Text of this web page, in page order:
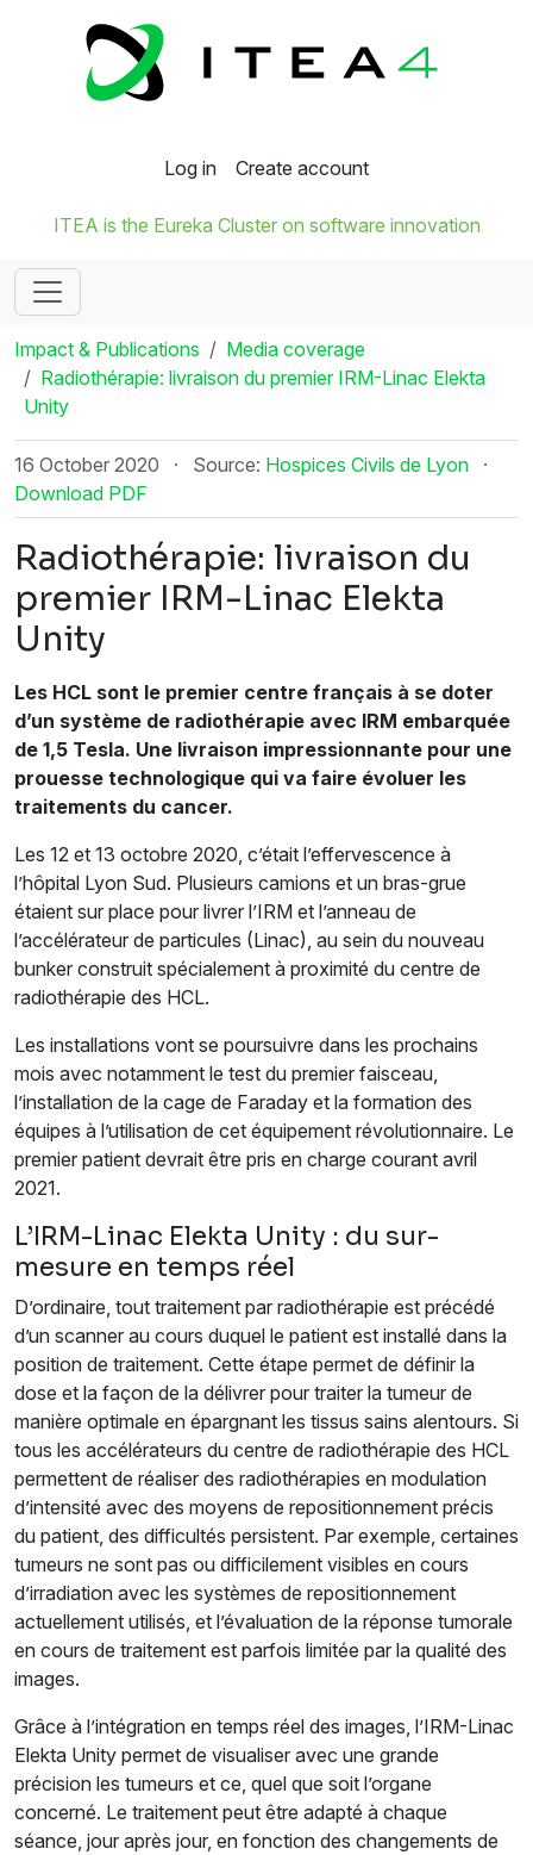
Log in Create account
ITEA is the Eureka Cluster on software innovation
Impact & Publications
Media coverage
Radiothérapie: livraison du premier IRM-Linac Elekta
Unity
16 October 2020 · Source: Hospices Civils de Lyon
·
Download PDF
Radiothérapie: livraison du
premier IRM-Linac Elekta
Unity
Les HCL sont le premier centre français à se doter
d’un système de radiothérapie avec IRM embarquée
de 1,5 Tesla. Une livraison impressionnante pour une
prouesse technologique qui va faire évoluer les
traitements du cancer.
Les 12 et 13 octobre 2020, c’était l’effervescence à
l’hôpital Lyon Sud. Plusieurs camions et un bras-grue
étaient sur place pour livrer l’IRM et l’anneau de
l’accélérateur de particules (Linac), au sein du nouveau
bunker construit spécialement à proximité du centre de
radiothérapie des HCL.
Les installations vont se poursuivre dans les prochains
mois avec notamment le test du premier faisceau,
l’installation de la cage de Faraday et la formation des
équipes à l’utilisation de cet équipement révolutionnaire. Le
premier patient devrait être pris en charge courant avril
2021.
L’IRM-Linac Elekta Unity : du sur-
mesure en temps réel
D’ordinaire, tout traitement par radiothérapie est précédé
d’un scanner au cours duquel le patient est installé dans la
position de traitement. Cette étape permet de définir la
dose et la façon de la délivrer pour traiter la tumeur de
manière optimale en épargnant les tissus sains alentours. Si
tous les accélérateurs du centre de radiothérapie des HCL
permettent de réaliser des radiothérapies en modulation
d’intensité avec des moyens de repositionnement précis
du patient, des difficultés persistent. Par exemple, certaines
tumeurs ne sont pas ou difficilement visibles en cours
d’irradiation avec les systèmes de repositionnement
actuellement utilisés, et l’évaluation de la réponse tumorale
en cours de traitement est parfois limitée par la qualité des
images.
Grâce à l’intégration en temps réel des images, l’IRM-Linac
Elekta Unity permet de visualiser avec une grande
précision les tumeurs et ce, quel que soit l’organe
concerné. Le traitement peut être adapté à chaque
séance, jour après jour, en fonction des changements de